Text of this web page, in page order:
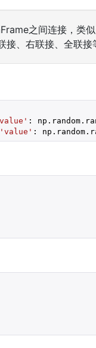
之间连接，类
、右联接、全联接
:
'value'